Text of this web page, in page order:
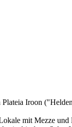
Iroon
mit Mezze und